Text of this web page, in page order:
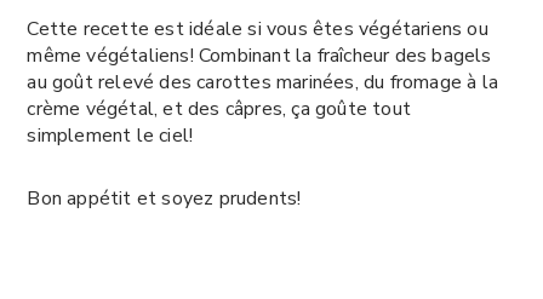
Cette recette est idéale si vous êtes végétariens ou
même végétaliens! Combinant la fraîcheur des bagels
au goût relevé des carottes marinées, du fromage à la
crème végétal, et des câpres, ça goûte tout
simplement le ciel!
Bon appétit et soyez prudents!